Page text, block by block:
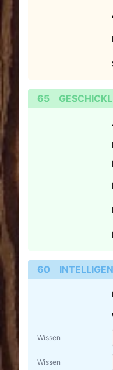
65
60
Wissen
Wissen